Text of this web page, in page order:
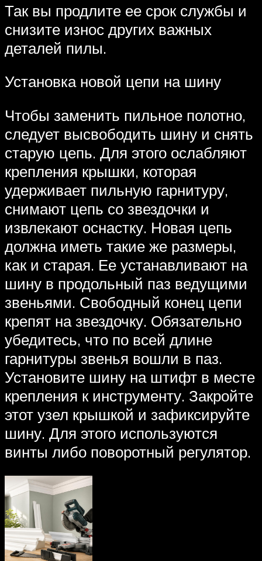
Так вы продлите ее срок службы и
снизите износ других важных
деталей пилы.
Установка новой цепи на шину
Чтобы заменить пильное полотно,
следует высвободить шину и снять
старую цепь. Для этого ослабляют
крепления крышки, которая
удерживает пильную гарнитуру,
снимают цепь со звездочки и
извлекают оснастку. Новая цепь
должна иметь такие же размеры,
как и старая. Ее устанавливают на
шину в продольный паз ведущими
звеньями. Свободный конец цепи
крепят на звездочку. Обязательно
убедитесь, что по всей длине
гарнитуры звенья вошли в паз.
Установите шину на штифт в месте
крепления к инструменту. Закройте
этот узел крышкой и зафиксируйте
шину. Для этого используются
винты либо поворотный регулятор.